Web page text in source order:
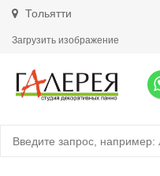
Тольятти
Загрузить изображение